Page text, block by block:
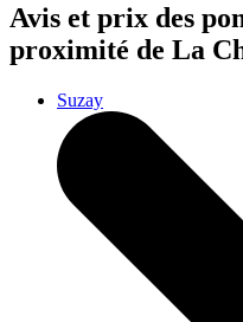
Avis et prix des
proximité de La
Suzay